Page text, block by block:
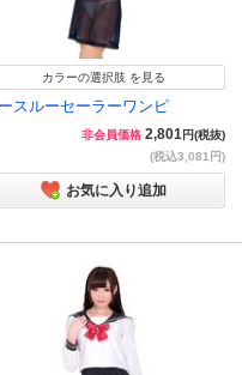
カラーの選択肢 を見る
スルーセーラーワンピ
非会員価格 2,801 円(税抜)
(税込3,081円)
お気に入り追加